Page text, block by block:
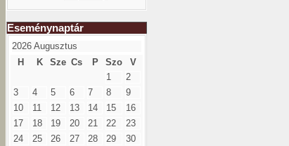
Eseménynaptár
2026 Augusztus
H
K Sze Cs P Szo
V
1
2
3
4 5 6 7 8
9
10
11 12 13 14 15
16
17
18 19 20 21 22
23
24
25 26 27 28 29
30